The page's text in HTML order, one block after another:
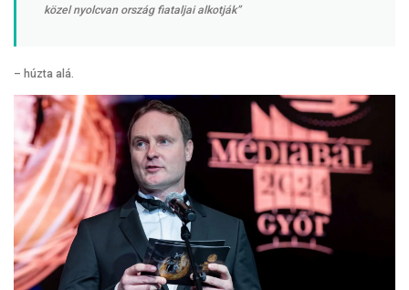
közel nyolcvan ország fiataljai alkotják”
– húzta alá.